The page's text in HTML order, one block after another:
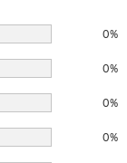
0%
0%
0%
0%